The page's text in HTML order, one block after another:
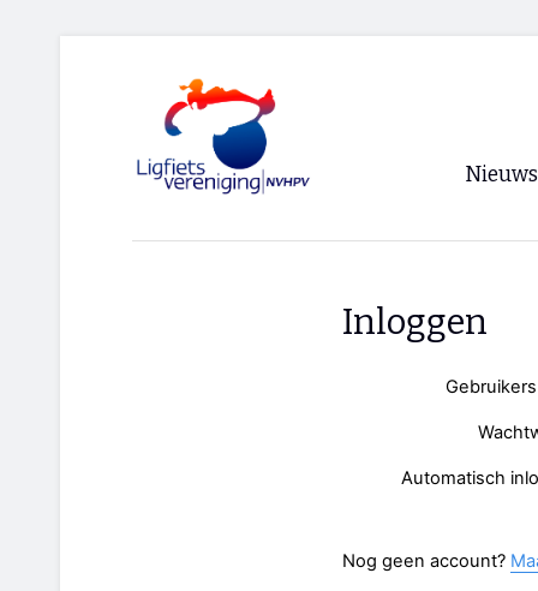
Nieuws
Inloggen
Automatisch
Nog geen account?